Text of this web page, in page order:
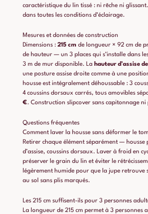
caractéristique du lin tissé : ni rêche ni
dans toutes les conditions d’éclairage.
Mesures et données de construction
Dimensions : 215 cm de longueur × 92 cm de
de hauteur — un 3 places qui s’installe dans
3 m de mur disponible. La hauteur d’assise
une posture assise droite comme à une
housse est intégralement déhoussable : 3
4 coussins dorsaux carrés, tous amovibles
€. Construction slipcover sans capitonnage ni
Questions fréquentes
Comment laver la housse sans déformer le
Retirer chaque élément séparément — housse
d’assise, coussins dorsaux. Laver à froid en
préserver le grain du lin et éviter le
légèrement humide pour que la jupe retrouve
au sol sans plis marqués.
Les 215 cm suffisent-ils pour 3 personnes
La longueur de 215 cm permet à 3 personnes